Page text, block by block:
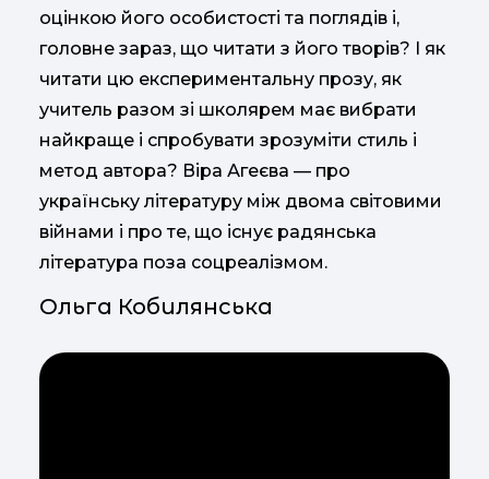
оцінкою його особистості та поглядів і,
головне зараз, що читати з його творів? І як
читати цю експериментальну прозу, як
учитель разом зі школярем має вибрати
найкраще і спробувати зрозуміти стиль і
метод автора? Віра Агеєва — про
українську літературу між двома світовими
війнами і про те, що існує радянська
література поза соцреалізмом.
Ольга Кобилянська